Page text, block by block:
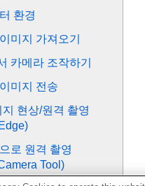
환경
미지 가져오기
카메라 조작하기
미지 전송
지 현상/원격 촬영
로 원격 촬영
Tool)